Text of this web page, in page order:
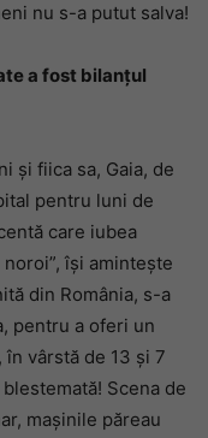
nu s-a putut salva!
a fost bilanțul
și fiica sa, Gaia, de
pentru luni de
care iubea
își amintește
din România, s-a
pentru a oferi un
vârstă de 13 și 7
Scena de
mașinile păreau